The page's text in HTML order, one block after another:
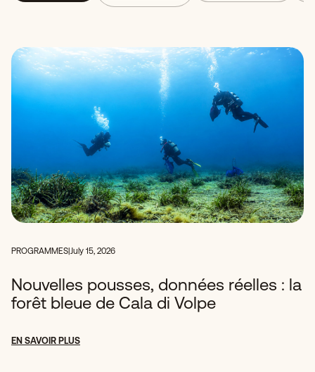
PROGRAMMES July 15, 2026
Nouvelles pousses, données réelles : la
forêt bleue de Cala di Volpe
EN SAVOIR PLUS